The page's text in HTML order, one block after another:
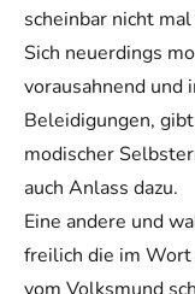
scheinbar nicht
Sich neuerdings
vorausahnend und
Beleidigungen,
modischer
auch Anlass dazu.
Eine andere und
freilich die im Wort